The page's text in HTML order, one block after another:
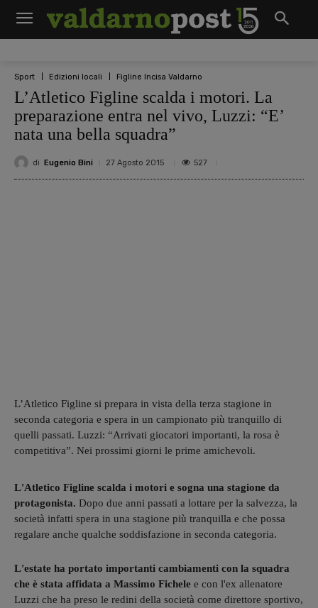
Sport Edizioni locali Figline Incisa Valdarno
L’Atletico Figline scalda i motori. La
preparazione entra nel vivo, Luzzi: “E’
nata una bella squadra”
di Eugenio Bini 27 Agosto 2015 527
L’Atletico Figline si prepara in vista della terza stagione in
seconda categoria e spera in un campionato più tranquillo di
quelli passati. Luzzi: “Arrivati giocatori importanti, la rosa è
competitiva”. Nei prossimi giorni le prime amichevoli.
L'Atletico Figline scalda i motori e sogna una stagione da
protagonista. Dopo due anni passati a lottare per la salvezza, la
società infatti spera in una stagione più tranquilla e che possa
regalare anche qualche soddisfazione in seconda categoria.
L'estate ha portato importanti cambiamenti con la squadra
che è stata affidata a Massimo Fichele e con l'ex allenatore
Luzzi che ha preso le redini della società come direttore sportivo,